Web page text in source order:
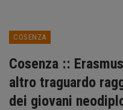
COSENZA
Cosenza ::
altro traguardo
dei giovani